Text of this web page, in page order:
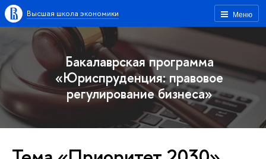
Меню
Высшая школа экономики
Бакалаврская программа
«Юриспруденция: правовое
регулирование бизнеса»